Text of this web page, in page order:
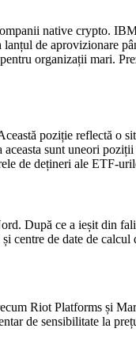
native crypto.
de aprovizionare
organizații mari.
poziție reflectă o
sunt uneori
de dețineri ale ETF-
După ce a ieșit din
de date de
Riot Platforms și
de sensibilitate la